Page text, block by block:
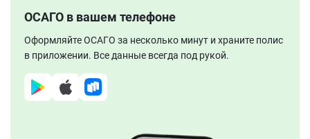
ОСАГО в вашем телефоне
Оформляйте ОСАГО за несколько минут и храните полис
в приложении. Все данные всегда под рукой.